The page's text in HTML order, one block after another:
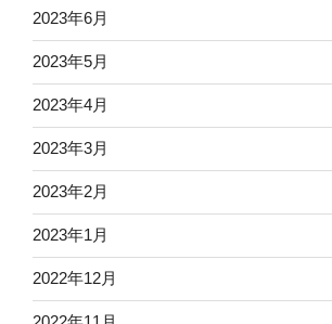
2023年6月
2023年5月
2023年4月
2023年3月
2023年2月
2023年1月
2022年12月